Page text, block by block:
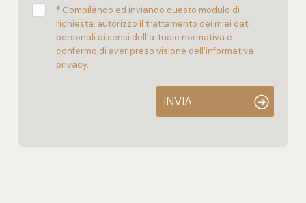
* Compilando ed inviando questo modulo di
richiesta, autorizzo il trattamento dei miei dati
personali ai sensi dell'attuale normativa e
confermo di aver preso visione dell'informativa
privacy.
INVIA